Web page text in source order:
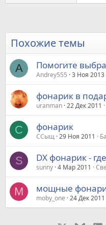
Похожие темы
A Помогите
Andrey555 3 Ноя 2013
фонарик в
uranman 22 Дек 2011
С фонарик
ССыщ 29 Ноя 2011
S DX фонарик -
sunny 4 Мар 2011
M мощные
moby_one 24 Дек 2011